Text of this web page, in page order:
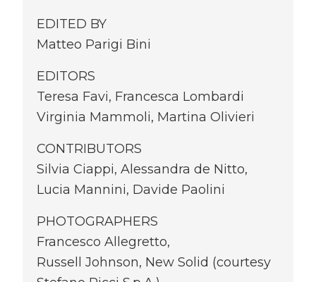
EDITED BY
Matteo Parigi Bini
EDITORS
Teresa Favi, Francesca Lombardi
Virginia Mammoli, Martina Olivieri
CONTRIBUTORS
Silvia Ciappi, Alessandra de Nitto,
Lucia Mannini, Davide Paolini
PHOTOGRAPHERS
Francesco Allegretto,
Russell Johnson, New Solid (courtesy